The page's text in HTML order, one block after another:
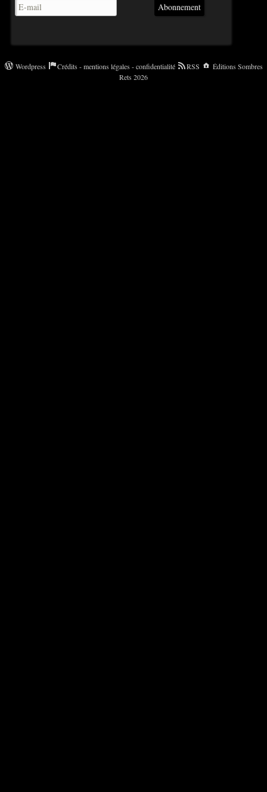
Abonnement
Wordpress Crédits - mentions légales - confidentialité RSS
Éditions Sombres
Rets 2026